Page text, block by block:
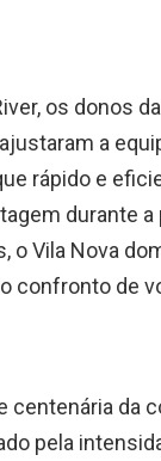
os donos
a
rápido e
durante a
o Vila Nova
confronto de
centenária da
pela